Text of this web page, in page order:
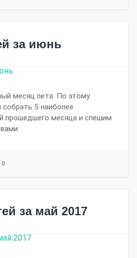
за июнь
месяц лета. По этому
5 наиболее
прошедшего месяца и спешим
0
за май 2017